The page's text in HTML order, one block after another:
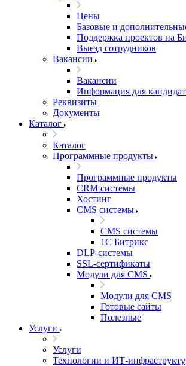
Цены
Базовые и
Поддержка проектов на
Выезд сотрудников
Вакансии
Вакансии
Информация для
Реквизиты
Документы
Каталог
Каталог
Программные продукты
Программные продукты
CRM системы
Хостинг
CMS системы
CMS системы
1С Битрикс
DLP‑системы
SSL-сертификаты
Модули для CMS
Модули для CMS
Готовые сайты
Полезные
Услуги
Услуги
Технологии и ИТ-